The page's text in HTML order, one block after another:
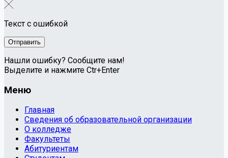
Текст с ошибкой
Нашли ошибку? Сообщите нам!
Выделите и нажмите Ctr+Enter
Меню
Главная
Сведения об образовательной организации
О колледже
Факультеты
Абитуриентам